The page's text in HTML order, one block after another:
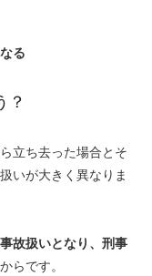
る
？
立ち去った場合とそ
いが大きく異なりま
故扱いとなり、刑事
からです。